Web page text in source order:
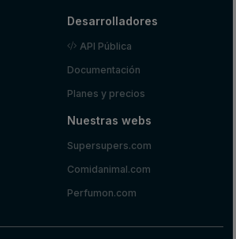
Desarrolladores
API Pública
Documentación
Planes y precios
Nuestras webs
Supersupers.com
Comidanimal.com
Perfumon.com